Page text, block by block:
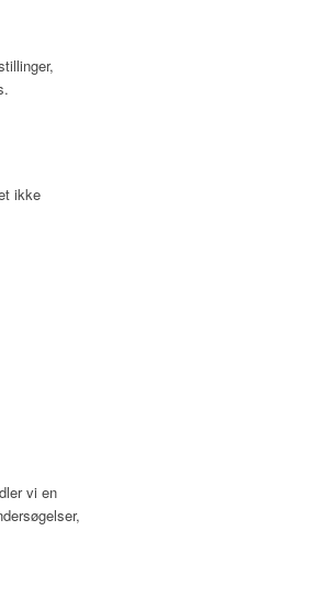
ikke
vi en